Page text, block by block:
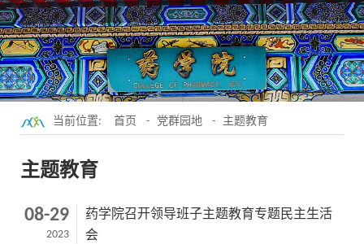
当前位置: 首页 - 党群园地 - 主题教育
主题教育
08-29
2023
药学院召开领导班子主题教育专题民主生活
会